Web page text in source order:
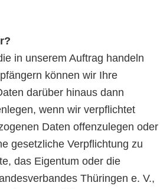
in unserem Auftrag handeln
können wir Ihre
darüber hinaus dann
wenn wir verpflichtet
Daten offenzulegen oder
gesetzliche Verpflichtung zu
das Eigentum oder die
Thüringen e. V.,